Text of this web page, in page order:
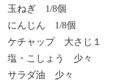
玉ねぎ 1/8個
にんじん 1/8個
ケチャップ 大さじ１
塩・こしょう 少々
サラダ油 少々